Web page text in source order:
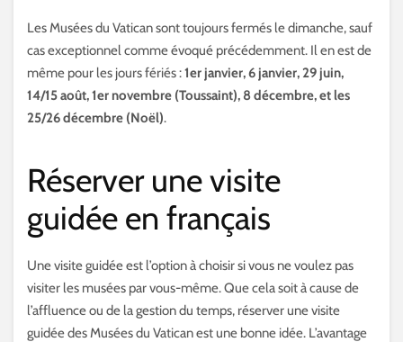
Les Musées du Vatican sont toujours fermés le dimanche, sauf
cas exceptionnel comme évoqué précédemment. Il en est de
même pour les jours fériés :1er janvier, 6 janvier, 29 juin,
14/15 août, 1er novembre (Toussaint), 8 décembre, et les
25/26 décembre (Noël).
Réserver une visite
guidée en français
Une visite guidée est l’option à choisir si vous ne voulez pas
visiter les musées par vous-même. Que cela soit à cause de
l’affluence ou de la gestion du temps, réserver une visite
guidée des Musées du Vatican est une bonne idée. L’avantage